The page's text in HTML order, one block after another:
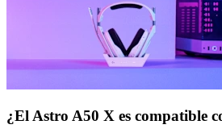
¿El Astro A50 X es compatible